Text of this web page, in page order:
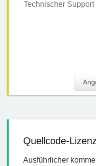
Technischer Support
Quellcode-Lizenz
Ausführlicher